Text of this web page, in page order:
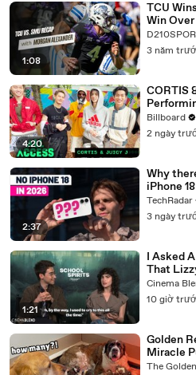
1:08
TCU
Win
3 năm
4:20
CORTIS
Billboard
2 ngày
2:37
Why
iPhone
release
TechRadar
3 ngày
1:21
I Asked
That
Greater
Cinema
10 giờ
Golden
Miracle
The